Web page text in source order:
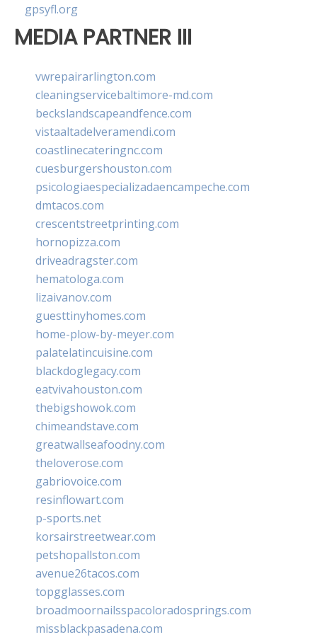
gpsyfl.org
MEDIA PARTNER III
vwrepairarlington.com
cleaningservicebaltimore-md.com
beckslandscapeandfence.com
vistaaltadelveramendi.com
coastlinecateringnc.com
cuesburgershouston.com
psicologiaespecializadaencampeche.com
dmtacos.com
crescentstreetprinting.com
hornopizza.com
driveadragster.com
hematologa.com
lizaivanov.com
guesttinyhomes.com
home-plow-by-meyer.com
palatelatincuisine.com
blackdoglegacy.com
eatvivahouston.com
thebigshowok.com
chimeandstave.com
greatwallseafoodny.com
theloverose.com
gabriovoice.com
resinflowart.com
p-sports.net
korsairstreetwear.com
petshopallston.com
avenue26tacos.com
topgglasses.com
broadmoornailsspacoloradosprings.com
missblackpasadena.com